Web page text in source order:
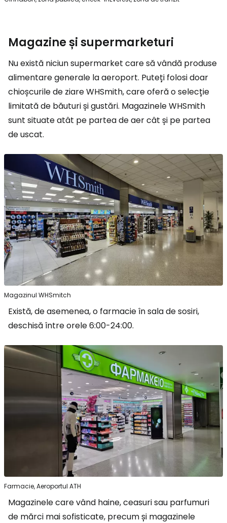
Magazine și supermarketuri
Nu există niciun supermarket care să vândă produse
alimentare generale la aeroport. Puteți folosi doar
chioșcurile de ziare WHSmith, care oferă o selecție
limitată de băuturi și gustări. Magazinele WHSmith
sunt situate atât pe partea de aer cât și pe partea
de uscat.
Magazinul WHSmitch
Există, de asemenea, o farmacie în sala de sosiri,
deschisă între orele 6:00-24:00.
Farmacie, Aeroportul ATH
Magazinele care vând haine, ceasuri sau parfumuri
de mărci mai sofisticate, precum și magazinele